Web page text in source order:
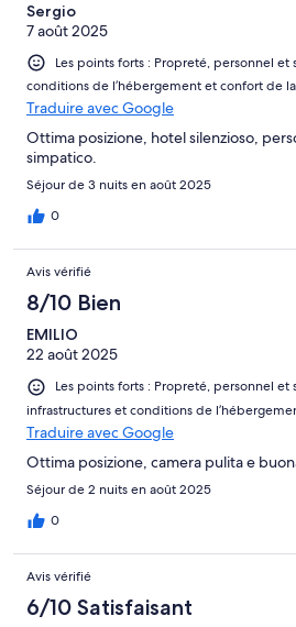
Sergio
7 août 2025
Les points forts : Propreté, personnel et
conditions de l’hébergement et confort de
Traduire avec Google
Ottima posizione, hotel silenzioso,
simpatico.
Séjour de 3 nuits en août 2025
0
Avis vérifié
8/10 Bien
EMILIO
22 août 2025
Les points forts : Propreté, personnel
infrastructures et conditions de
Traduire avec Google
Ottima posizione, camera pulita e
Séjour de 2 nuits en août 2025
0
Avis vérifié
6/10 Satisfaisant